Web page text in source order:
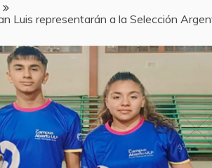
Luis representarán a la Selección